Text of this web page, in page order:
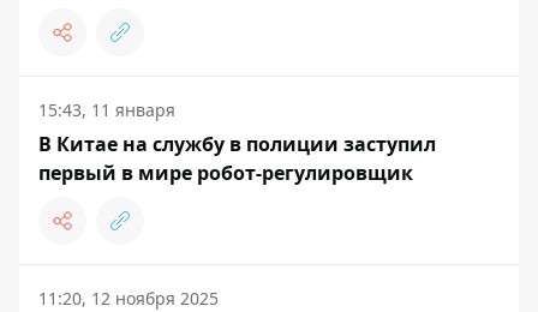
15:43, 11 января
В Китае на службу в полиции заступил
первый в мире робот-регулировщик
11:20, 12 ноября 2025